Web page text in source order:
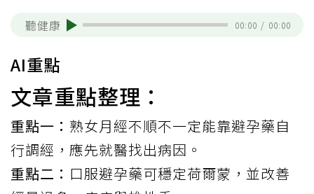
聽健康 00:00 / 00:00
AI重點
文章重點整理：
重點一： 熟女月經不順不一定能靠避孕藥自
行調經，應先就醫找出病因。
重點二： 口服避孕藥可穩定荷爾蒙，並改善